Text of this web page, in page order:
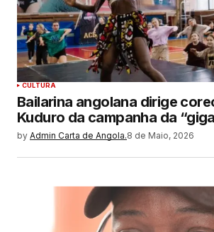
CULTURA
Bailarina angolana dirige
Kuduro da campanha da
by Admin Carta de Angola.8 de Maio, 2026